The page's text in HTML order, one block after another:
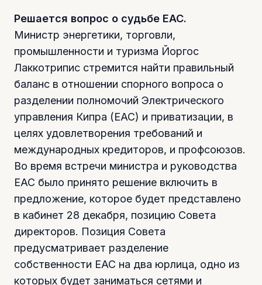
Решается вопрос о судьбе ЕАС.
Министр энергетики, торговли,
промышленности и туризма Йоргос
Лаккотрипис стремится найти правильный
баланс в отношении спорного вопроса о
разделении полномочий Электрического
управления Кипра (ЕАС) и приватизации, в
целях удовлетворения требований и
международных кредиторов, и профсоюзов.
Во время встречи министра и руководства
EAC было принято решение включить в
предложение, которое будет представлено
в кабинет 28 декабря, позицию Совета
директоров. Позиция Совета
предусматривает разделение
собственности ЕАС на два юрлица, одно из
которых будет заниматься сетями и